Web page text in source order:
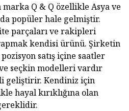
Q & Q özellikle Asya ve
popüler hale gelmiştir.
parçaları ve rakipleri
kendisi ürünü. Şirketin
satış içine saatler
seçkin modelleri vardır
geliştirir. Kendiniz için
hayal kırıklığına olan